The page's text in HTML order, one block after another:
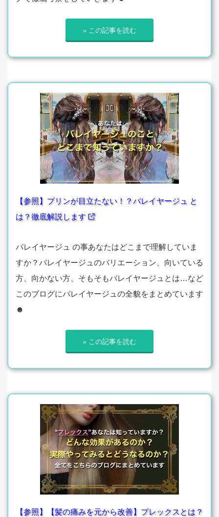
» この記事を読む
【参照】プリンが目立たない！？バレイヤージュ と
は？徹底解説します
バレイヤージュ の事あなたはどこまで理解していま
すか？バレイヤージュのバリエーション、向いている
方、向かない方、そもそもバレイヤージュとは…など
このブログにバレイヤージュの全貌をまとめています
☻
» この記事を読む
【参照】【髪の痛みを元から改善】プレックスとは？